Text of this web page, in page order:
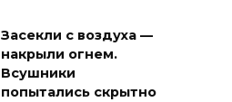
Засекли с воздуха —
накрыли огнем.
Всушники
попытались скрытно